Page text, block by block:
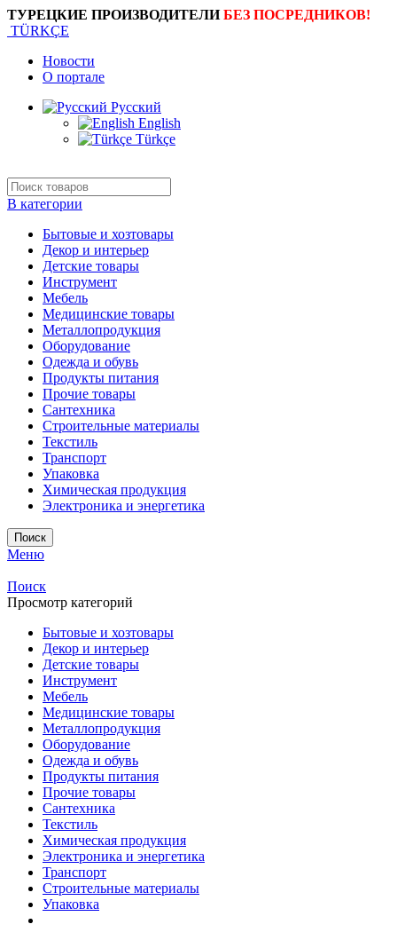
ТУРЕЦКИЕ ПРОИЗВОДИТЕЛИБЕЗ ПОСРЕДНИКОВ!
TÜRKÇE
Новости
О портале
Русский
English
Türkçe
В категории
Бытовые и хозтовары
Декор и интерьер
Детские товары
Инструмент
Мебель
Медицинские товары
Металлопродукция
Оборудование
Одежда и обувь
Продукты питания
Прочие товары
Сантехника
Строительные материалы
Текстиль
Транспорт
Упаковка
Химическая продукция
Электроника и энергетика
Поиск
Меню
Поиск
Просмотр категорий
Бытовые и хозтовары
Декор и интерьер
Детские товары
Инструмент
Мебель
Медицинские товары
Металлопродукция
Оборудование
Одежда и обувь
Продукты питания
Прочие товары
Сантехника
Текстиль
Химическая продукция
Электроника и энергетика
Транспорт
Строительные материалы
Упаковка